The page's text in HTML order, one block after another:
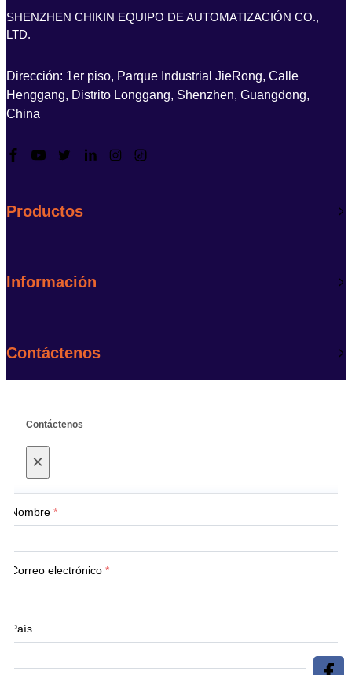
SHENZHEN CHIKIN EQUIPO DE AUTOMATIZACIÓN CO.,
LTD.
Dirección: 1er piso, Parque Industrial JieRong, Calle
Henggang, Distrito Longgang, Shenzhen, Guangdong,
China
Productos
Información
Contáctenos
Contáctenos
×
Nombre *
Correo electrónico *
País